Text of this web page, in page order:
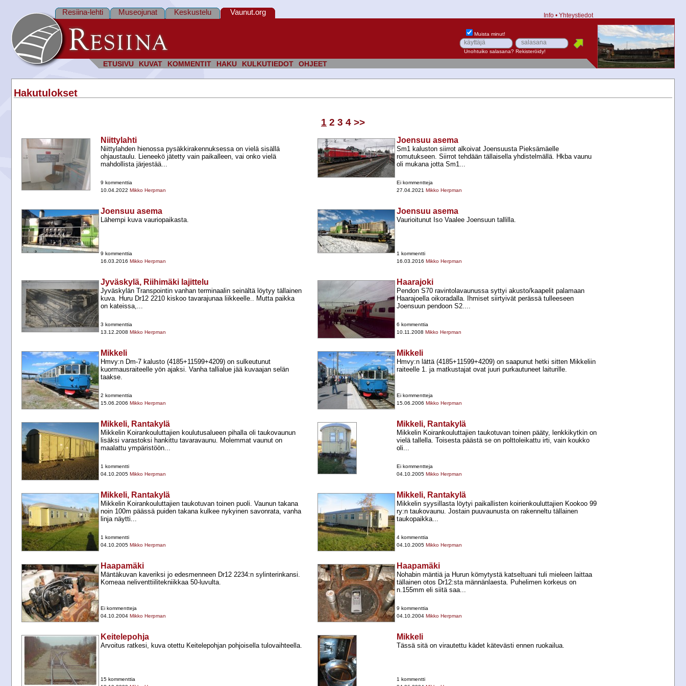
ETUSIVU KUVAT KOMMENTIT HAKU KULKUTIEDOT OHJEET
Resiina-lehti Museojunat Keskustelu Vaunut.org Info • Yhteystiedot
Muista minut!
Unohtuiko salasana? Rekisteröidy!
Hakutulokset
1 2 3 4 >>
Niittylahti
Niittylahden hienossa pysäkkirakennuksessa on vielä sisällä
ohjaustaulu. Lieneekö jätetty vain paikalleen, vai onko vielä
mahdollista järjestää...
9 kommenttia
10.04.2022 Mikko Herpman
Joensuu asema
Sm1 kaluston siirrot alkoivat Joensuusta Pieksämäelle
romutukseen. Siirrot tehdään tällaisella yhdistelmällä. Hkba vaunu
oli mukana jotta Sm1...
Ei kommentteja
27.04.2021 Mikko Herpman
Joensuu asema
Lähempi kuva vauriopaikasta.
9 kommenttia
16.03.2016 Mikko Herpman
Joensuu asema
Vaurioitunut Iso Vaalee Joensuun tallilla.
1 kommentti
16.03.2016 Mikko Herpman
Jyväskylä, Riihimäki lajittelu
Jyväskylän Transpointin vanhan terminaalin seinältä löytyy tällainen
kuva. Huru Dr12 2210 kiskoo tavarajunaa liikkeelle.. Mutta paikka
on kateissa,...
3 kommenttia
13.12.2008 Mikko Herpman
Haarajoki
Pendon S70 ravintolavaunussa syttyi akusto/kaapelit palamaan
Haarajoella oikoradalla. Ihmiset siirtyivät perässä tulleeseen
Joensuun pendoon S2....
6 kommenttia
10.11.2008 Mikko Herpman
Mikkeli
Hmvy:n Dm-​7 kalusto (4185+​11599+​4209) on sulkeutunut
kuormausraiteelle yön ajaksi. Vanha tallialue jää kuvaajan selän
taakse.
2 kommenttia
15.06.2006 Mikko Herpman
Mikkeli
Hmvy:n lättä (4185+​11599+​4209) on saapunut hetki sitten Mikkeliin
raiteelle 1. ja matkustajat ovat juuri purkautuneet laiturille.
Ei kommentteja
15.06.2006 Mikko Herpman
Mikkeli, Rantakylä
Mikkelin Koirankouluttajien koulutusalueen pihalla oli taukovaunun
lisäksi varastoksi hankittu tavaravaunu. Molemmat vaunut on
maalattu ympäristöön...
1 kommentti
04.10.2005 Mikko Herpman
Mikkeli, Rantakylä
Mikkelin Koirankouluttajien taukotuvan toinen pääty, lenkkikytkin on
vielä tallella. Toisesta päästä se on polttoleikattu irti, vain koukko
oli...
Ei kommentteja
04.10.2005 Mikko Herpman
Mikkeli, Rantakylä
Mikkelin Koirankouluttajien taukotuvan toinen puoli. Vaunun takana
noin 100m päässä puiden takana kulkee nykyinen savonrata, vanha
linja näytti...
1 kommentti
04.10.2005 Mikko Herpman
Mikkeli, Rantakylä
Mikkelin syysillasta löytyi paikallisten koirienkouluttajien Kookoo 99
ry:n taukovaunu. Jostain puuvaunusta on rakenneltu tällainen
taukopaikka...
4 kommenttia
04.10.2005 Mikko Herpman
Haapamäki
Mäntäkuvan kaveriksi jo edesmenneen Dr12 2234:n sylinterinkansi.
Komeaa neliventtiilitekniikkaa 50-​luvulta.
Ei kommentteja
04.10.2004 Mikko Herpman
Haapamäki
Nohabin mäntiä ja Hurun kömytystä katseltuani tuli mieleen laittaa
tällainen otos Dr12:sta männänlaesta. Puhelimen korkeus on
n.155mm eli siitä saa...
9 kommenttia
04.10.2004 Mikko Herpman
Keitelepohja
Arvoitus ratkesi, kuva otettu Keitelepohjan pohjoisella tulovaihteella.
15 kommenttia
Mikkeli
Tässä sitä on virautettu kädet kätevästi ennen ruokailua.
1 kommentti